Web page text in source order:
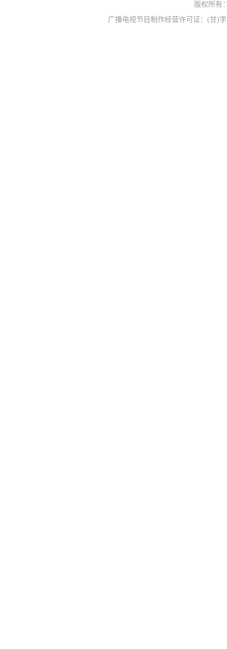
版权所有
广播电视节目制作经营许可证：(甘)